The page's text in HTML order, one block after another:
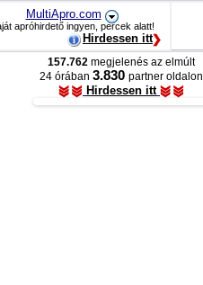
MultiApro.com
apróhirdető ingyen, percek alatt!
Hirdessen itt
157.762 megjelenés az elmúlt
24 órában 3.830 partner oldalon
Hirdessen itt